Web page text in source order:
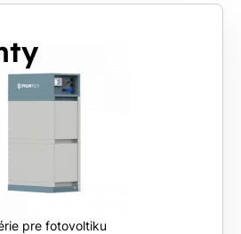
pre fotovoltiku